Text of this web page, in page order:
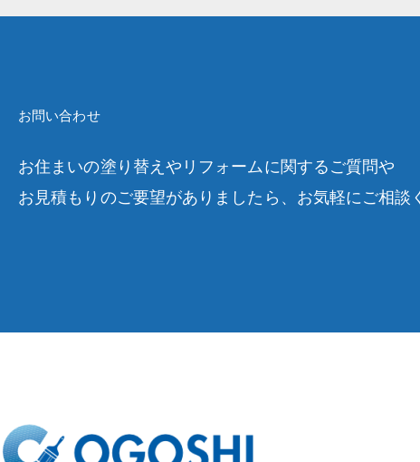
お問い合わせ
お住まいの塗り替えやリフォームに関するご質問や
お見積もりのご要望がありましたら、お気軽にご相談